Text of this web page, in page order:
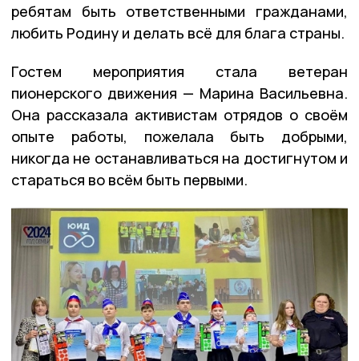
ребятам быть ответственными гражданами,
любить Родину и делать всё для блага страны.
Гостем мероприятия стала ветеран
пионерского движения — Марина Васильевна.
Она рассказала активистам отрядов о своём
опыте работы, пожелала быть добрыми,
никогда не останавливаться на достигнутом и
стараться во всём быть первыми.